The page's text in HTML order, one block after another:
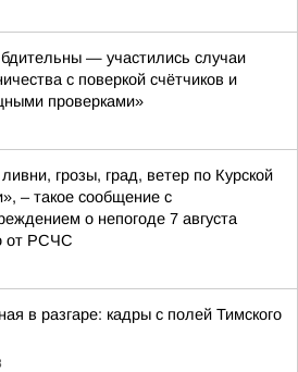
— участились случаи
с поверкой счётчиков и
проверками»
грозы, град, ветер по Курской
– такое сообщение с
о непогоде 7 августа
от РСЧС
в разгаре: кадры с полей Тимского